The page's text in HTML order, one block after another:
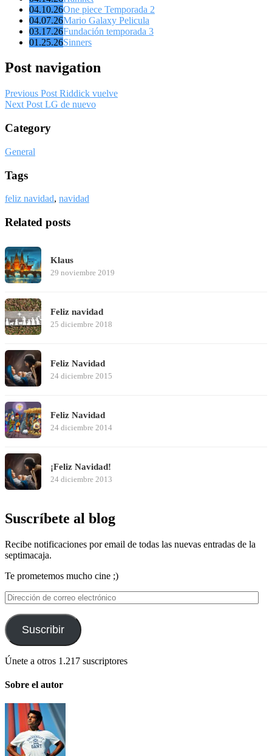
04.10.26One piece Temporada 2
04.07.26Mario Galaxy Pelicula
03.17.26Fundación temporada 3
01.25.26Sinners
Post navigation
Previous Post Riddick vuelve
Next Post LG de nuevo
Category
General
Tags
feliz navidad, navidad
Related posts
Klaus
29 noviembre 2019
Feliz navidad
25 diciembre 2018
Feliz Navidad
24 diciembre 2015
Feliz Navidad
24 diciembre 2014
¡Feliz Navidad!
24 diciembre 2013
Suscríbete al blog
Recibe notificaciones por email de todas las nuevas entradas de la
septimacaja.
Te prometemos mucho cine ;)
Dirección
de
correo
electrónico
Suscribir
Únete a otros 1.217 suscriptores
Sobre el autor